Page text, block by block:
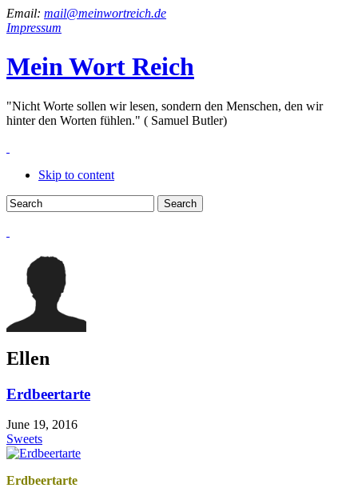
Email: mail@meinwortreich.de
Impressum
Mein Wort Reich
"Nicht Worte sollen wir lesen, sondern den Menschen, den wir
hinter den Worten fühlen." ( Samuel Butler)
Skip to content
Ellen
Erdbeertarte
June 19, 2016
Sweets
Erdbeertarte